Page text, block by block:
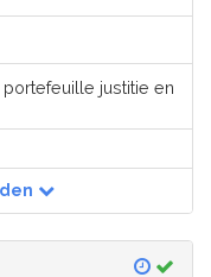
justitie en